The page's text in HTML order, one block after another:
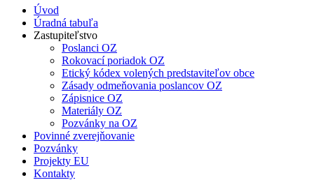
Úvod
Úradná tabuľa
Zastupiteľstvo
Poslanci OZ
Rokovací poriadok OZ
Etický kódex volených predstaviteľov obce
Zásady odmeňovania poslancov OZ
Zápisnice OZ
Materiály OZ
Pozvánky na OZ
Povinné zverejňovanie
Pozvánky
Projekty EU
Kontakty